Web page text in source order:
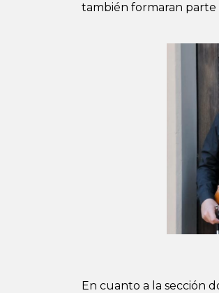
también formaran parte
En cuanto a la sección